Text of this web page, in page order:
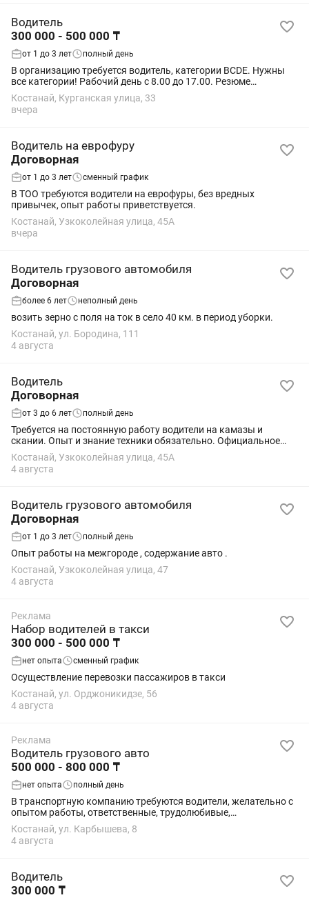
Водитель
300 000 - 500 000 ₸
от 1 до 3 лет полный день
В организацию требуется водитель, категории BCDЕ. Нужны
все категории! Рабочий день с 8.00 до 17.00. Резюме
отправлять на рабочий телефон
Костанай, Курганская улица, 33
вчера
Водитель на еврофуру
Договорная
от 1 до 3 лет сменный график
В ТОО требуются водители на еврофуры, без вредных
привычек, опыт работы приветствуется.
Костанай, Узкоколейная улица, 45А
вчера
Водитель грузового автомобиля
Договорная
более 6 лет неполный день
возить зерно с поля на ток в село 40 км. в период уборки.
Костанай, ул. Бородина, 111
4 августа
Водитель
Договорная
от 3 до 6 лет полный день
Требуется на постоянную работу водители на камазы и
скании. Опыт и знание техники обязательно. Официальное
трудоустройство.
Костанай, Узкоколейная улица, 45А
4 августа
Водитель грузового автомобиля
Договорная
от 1 до 3 лет полный день
Опыт работы на межгороде , содержание авто .
Костанай, Узкоколейная улица, 47
4 августа
Реклама
Набор водителей в такси
300 000 - 500 000 ₸
нет опыта сменный график
Осуществление перевозки пассажиров в такси
Костанай, ул. Орджоникидзе, 56
4 августа
Реклама
Водитель грузового авто
500 000 - 800 000 ₸
нет опыта полный день
В транспортную компанию требуются водители, желательно с
опытом работы, ответственные, трудолюбивые,
международные грузоперевозки по СНГ, Казахстан-Россия,
все вопросы по телефону Сергей
Костанай, ул. Карбышева, 8
4 августа
Водитель
300 000 ₸